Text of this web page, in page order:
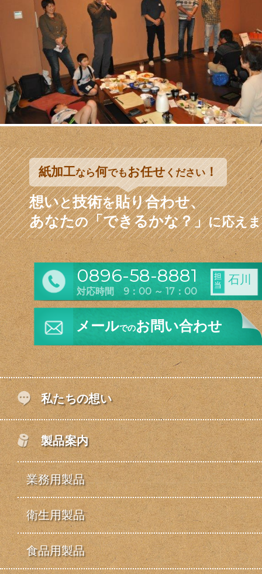
紙加工なら何でもお任せください！
想いと技術を貼り合わせ、
あなたの「できるかな？」に応え
0896-58-8881
対応時間 9：00 ～ 17：00
担
当
石川
メールでのお問い合わせ
私たちの想い
製品案内
業務用製品
衛生用製品
食品用製品